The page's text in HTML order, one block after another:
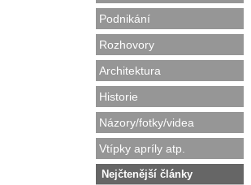
Podnikání
Rozhovory
Architektura
Historie
Názory/fotky/videa
Vtípky apríly atp.
Nejčtenější články